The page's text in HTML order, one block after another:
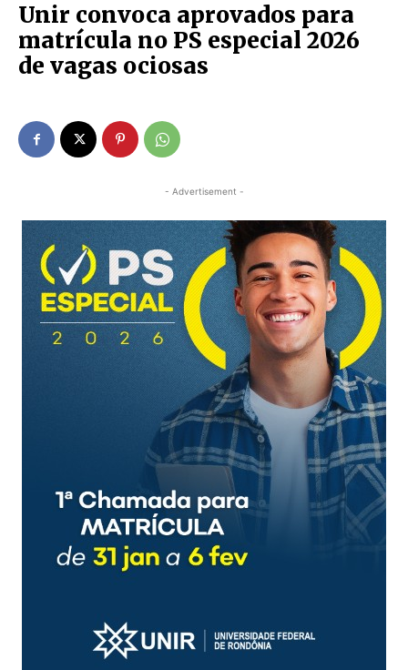
Unir convoca aprovados para
matrícula no PS especial 2026
de vagas ociosas
- Advertisement -